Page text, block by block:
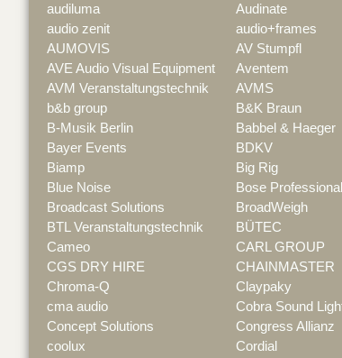
audiluma
Audinate
audio zenit
audio+frames
AUMOVIS
AV Stumpfl
AVE Audio Visual Equipment
Aventem
AVM Veranstaltungstechnik
AVMS
b&b group
B&K Braun
B-Musik Berlin
Babbel & Haeger
Bayer Events
BDKV
Biamp
Big Rig
Blue Noise
Bose Professional
Broadcast Solutions
BroadWeigh
BTL Veranstaltungstechnik
BÜTEC
Cameo
CARL GROUP
CGS DRY HIRE
CHAINMASTER
Chroma-Q
Claypaky
cma audio
Cobra Sound
Concept Solutions
Congress Allianz
coolux
Cordial